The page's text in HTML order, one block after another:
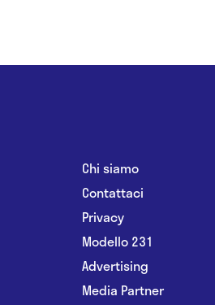
Chi siamo
Contattaci
Privacy
Modello 231
Advertising
Media Partner